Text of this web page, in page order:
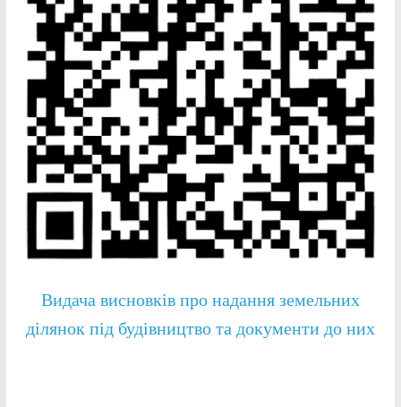
Видача висновків про надання земельних
ділянок під будівництво та документи до них